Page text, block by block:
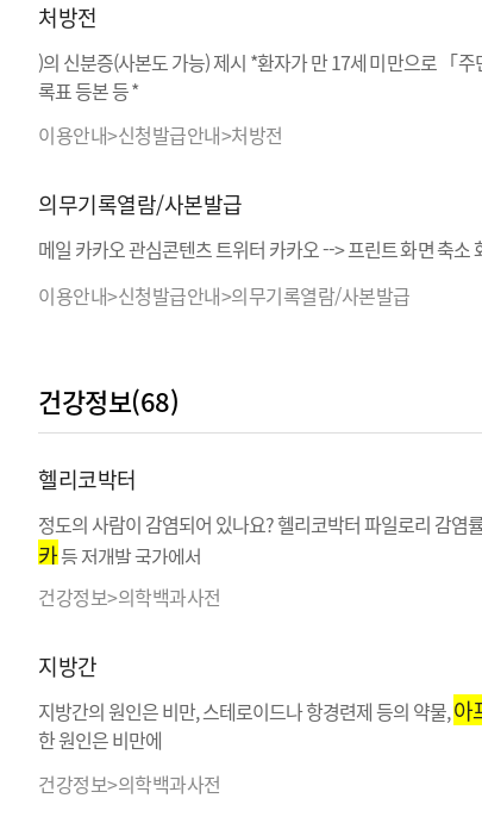
처방전
)의 신분증(사본도 가능) 제시 *환자가 만 17세 미만으로 「
록표 등본 등 *
이용안내>신청발급안내>처방전
의무기록열람/사본발급
메일 카카오 관심콘텐츠 트위터 카카오 --> 프린트 화면 축
이용안내>신청발급안내>의무기록열람/사본발급
건강정보(68)
헬리코박터
정도의 사람이 감염되어 있나요? 헬리코박터 파일로리 감
카등 저개발 국가에서
건강정보>의학백과사전
지방간
지방간의 원인은 비만, 스테로이드나 항경련제 등의 약물,아
한 원인은 비만에
건강정보>의학백과사전